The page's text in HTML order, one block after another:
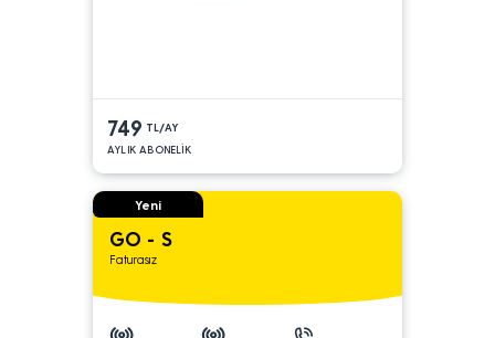
749 TL/AY
AYLIK ABONELİK
Yeni
GO - S
Faturasız